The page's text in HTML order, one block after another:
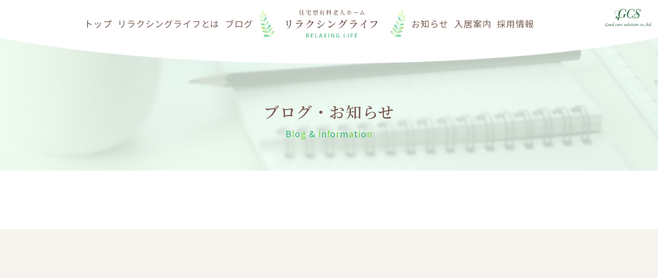
トップ リラクシングライフとは ブログ お知らせ 入居案内 採用情報
ブログ・お知らせ
Blog & Information